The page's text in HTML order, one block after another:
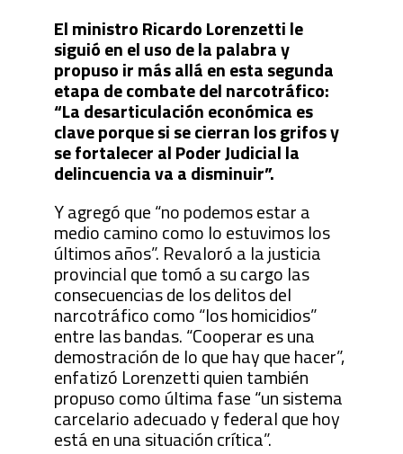
El ministro Ricardo Lorenzetti le
siguió en el uso de la palabra y
propuso ir más allá en esta segunda
etapa de combate del narcotráfico:
“La desarticulación económica es
clave porque si se cierran los grifos y
se fortalecer al Poder Judicial la
delincuencia va a disminuir”.
Y agregó que “no podemos estar a
medio camino como lo estuvimos los
últimos años”. Revaloró a la justicia
provincial que tomó a su cargo las
consecuencias de los delitos del
narcotráfico como “los homicidios”
entre las bandas. “Cooperar es una
demostración de lo que hay que hacer”,
enfatizó Lorenzetti quien también
propuso como última fase “un sistema
carcelario adecuado y federal que hoy
está en una situación crítica”.